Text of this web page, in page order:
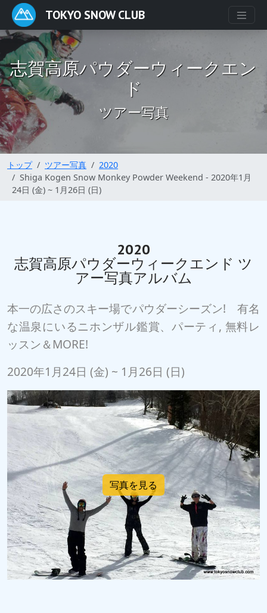
TOKYO SNOW CLUB
志賀高原パウダーウィークエン
ド
ツアー写真
トップ ツアー写真
2020
Shiga Kogen Snow Monkey Powder Weekend - 2020年1月
24日 (金) ~ 1月26日 (日)
2020
志賀高原パウダーウィークエンド ツ
アー写真アルバム
本一の広さのスキー場でパウダーシーズン! 有名
な温泉にいるニホンザル鑑賞、パーティ, 無料レ
ッスン＆MORE!
2020年1月24日 (金) ~ 1月26日 (日)
写真を見る